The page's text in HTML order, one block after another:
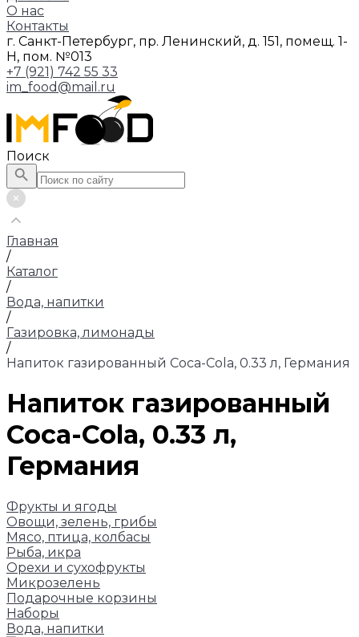
О нас
Контакты
г. Санкт-Петербург, пр. Ленинский, д. 151, помещ. 1-
Н, пом. №013
+7 (921) 742 55 33
im_food@mail.ru
Поиск
Главная
/
Каталог
/
Вода, напитки
/
Газировка, лимонады
/
Напиток газированный Coca-Cola, 0.33 л, Германия
Напиток газированный
Coca-Cola, 0.33 л,
Германия
Фрукты и ягоды
Овощи, зелень, грибы
Мясо, птица, колбасы
Рыба, икра
Орехи и сухофрукты
Микрозелень
Подарочные корзины
Наборы
Вода, напитки